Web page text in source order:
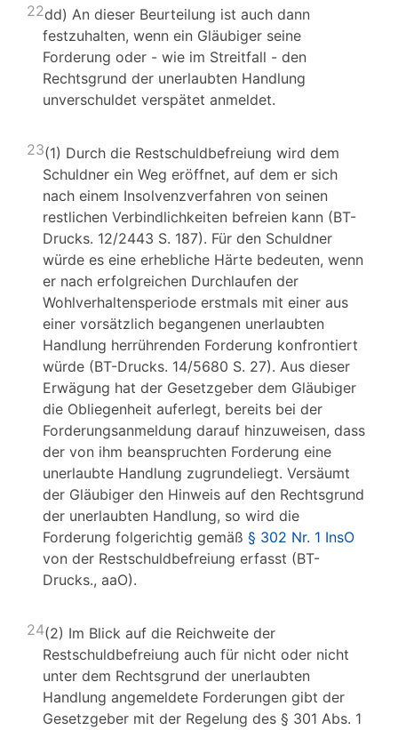
22dd) An dieser Beurteilung ist auch dann
festzuhalten, wenn ein Gläubiger seine
Forderung oder - wie im Streitfall - den
Rechtsgrund der unerlaubten Handlung
unverschuldet verspätet anmeldet.
23(1) Durch die Restschuldbefreiung wird dem
Schuldner ein Weg eröffnet, auf dem er sich
nach einem Insolvenzverfahren von seinen
restlichen Verbindlichkeiten befreien kann (BT-
Drucks. 12/2443 S. 187). Für den Schuldner
würde es eine erhebliche Härte bedeuten, wenn
er nach erfolgreichen Durchlaufen der
Wohlverhaltensperiode erstmals mit einer aus
einer vorsätzlich begangenen unerlaubten
Handlung herrührenden Forderung konfrontiert
würde (BT-Drucks. 14/5680 S. 27). Aus dieser
Erwägung hat der Gesetzgeber dem Gläubiger
die Obliegenheit auferlegt, bereits bei der
Forderungsanmeldung darauf hinzuweisen, dass
der von ihm beanspruchten Forderung eine
unerlaubte Handlung zugrundeliegt. Versäumt
der Gläubiger den Hinweis auf den Rechtsgrund
der unerlaubten Handlung, so wird die
Forderung folgerichtig gemäß § 302 Nr. 1 InsO
von der Restschuldbefreiung erfasst (BT-
Drucks., aaO).
24(2) Im Blick auf die Reichweite der
Restschuldbefreiung auch für nicht oder nicht
unter dem Rechtsgrund der unerlaubten
Handlung angemeldete Forderungen gibt der
Gesetzgeber mit der Regelung des § 301 Abs. 1